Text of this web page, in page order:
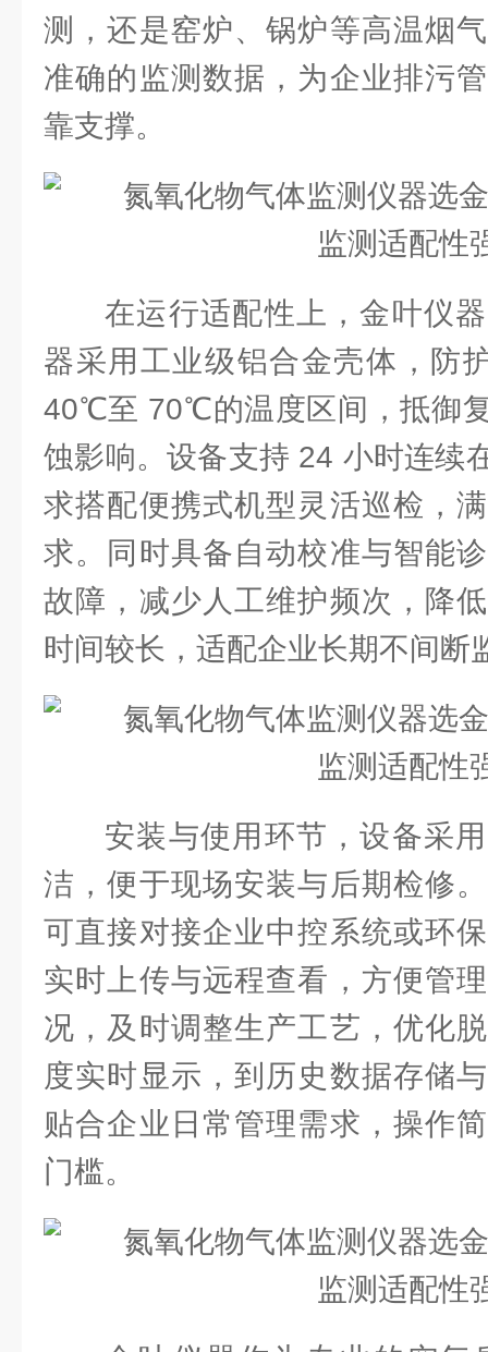
测，还是窑炉、锅炉等高温烟
准确的监测数据，为企业排污
靠支撑。
在运行适配性上，金叶仪
器采用工业级铝合金壳体，防
40℃至 70℃的温度区间，抵御
蚀影响。设备支持 24 小时连续
求搭配便携式机型灵活巡检，
求。同时具备自动校准与智能
故障，减少人工维护频次，降
时间较长，适配企业长期不间断
安装与使用环节，设备采
洁，便于现场安装与后期检修
可直接对接企业中控系统或环
实时上传与远程查看，方便管
况，及时调整生产工艺，优化
度实时显示，到历史数据存储
贴合企业日常管理需求，操作
门槛。